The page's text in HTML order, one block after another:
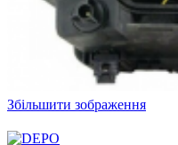
Збільшити зображення